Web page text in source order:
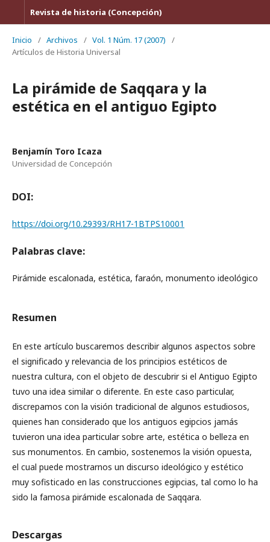
Revista de historia (Concepción)
Inicio / Archivos / Vol. 1 Núm. 17 (2007)
/
Artículos de Historia Universal
La pirámide de Saqqara y la
estética en el antiguo Egipto
Benjamín Toro Icaza
Universidad de Concepción
DOI:
https://doi.org/10.29393/RH17-1BTPS10001
Palabras clave:
Pirámide escalonada, estética, faraón, monumento ideológico
Resumen
En este artículo buscaremos describir algunos aspectos sobre
el significado y relevancia de los principios estéticos de
nuestra cultura, con el objeto de descubrir si el Antiguo Egipto
tuvo una idea similar o diferente. En este caso particular,
discrepamos con la visión tradicional de algunos estudiosos,
quienes han considerado que los antiguos egipcios jamás
tuvieron una idea particular sobre arte, estética o belleza en
sus monumentos. En cambio, sostenemos la visión opuesta,
el cual puede mostrarnos un discurso ideológico y estético
muy sofisticado en las construcciones egipcias, tal como lo ha
sido la famosa pirámide escalonada de Saqqara.
Descargas